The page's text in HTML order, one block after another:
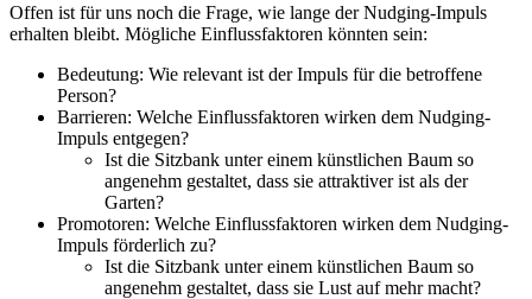
Offen ist für uns noch die Frage, wie lange der Nudging-Impuls
erhalten bleibt. Mögliche Einflussfaktoren könnten sein:
Bedeutung: Wie relevant ist der Impuls für die betroffene
Person?
Barrieren: Welche Einflussfaktoren wirken dem Nudging-
Impuls entgegen?
Ist die Sitzbank unter einem künstlichen Baum so
angenehm gestaltet, dass sie attraktiver ist als der
Garten?
Promotoren: Welche Einflussfaktoren wirken dem Nudging-
Impuls förderlich zu?
Ist die Sitzbank unter einem künstlichen Baum so
angenehm gestaltet, dass sie Lust auf mehr macht?